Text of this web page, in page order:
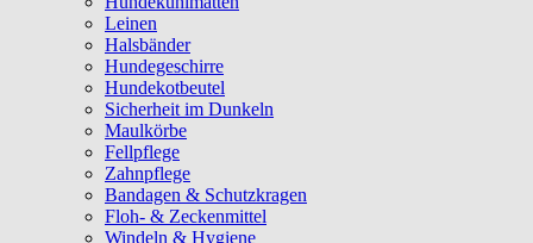
Leinen
Halsbänder
Hundegeschirre
Hundekotbeutel
Sicherheit im Dunkeln
Maulkörbe
Fellpflege
Zahnpflege
Bandagen & Schutzkragen
Floh- & Zeckenmittel
Windeln & Hygiene